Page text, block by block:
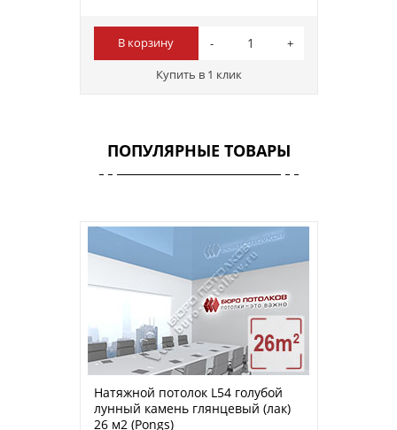
В корзину
Купить в 1 клик
ПОПУЛЯРНЫЕ ТОВАРЫ
Натяжной потолок L54 голубой
лунный камень глянцевый (лак)
26 м2 (Pongs)